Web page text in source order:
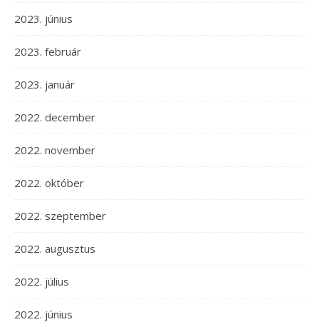
2023. június
2023. február
2023. január
2022. december
2022. november
2022. október
2022. szeptember
2022. augusztus
2022. július
2022. június